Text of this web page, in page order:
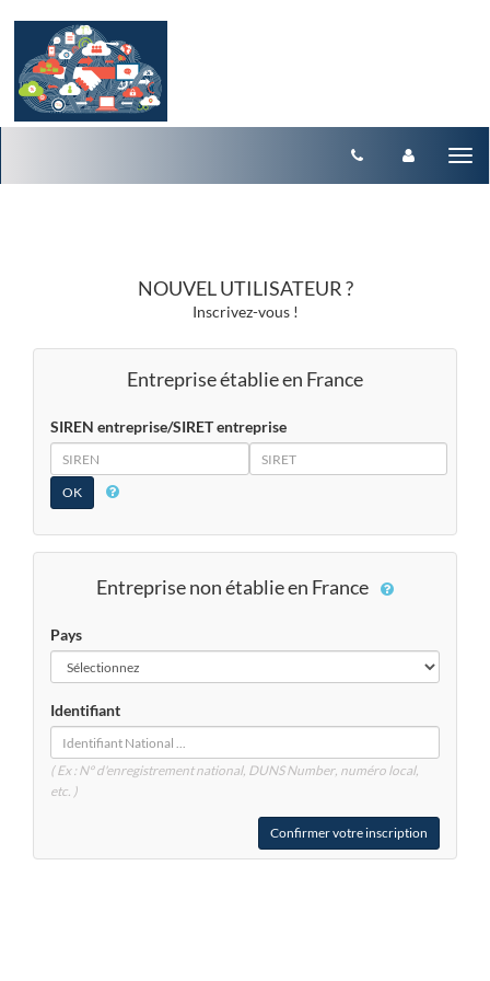
NOUVEL UTILISATEUR ?
Inscrivez-vous !
Entreprise établie en France
SIREN entreprise/SIRET entreprise
SIREN
SIRET
Entreprise non établie en France
Pays
Identifiant
( Ex : N° d'enregistrement national, DUNSNumber, numéro local,
etc. )